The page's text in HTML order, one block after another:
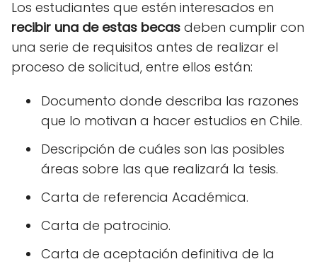
Los estudiantes que estén interesados en
recibir una de estas becas deben cumplir con
una serie de requisitos antes de realizar el
proceso de solicitud, entre ellos están:
Documento donde describa las razones
que lo motivan a hacer estudios en Chile.
Descripción de cuáles son las posibles
áreas sobre las que realizará la tesis.
Carta de referencia Académica.
Carta de patrocinio.
Carta de aceptación definitiva de la